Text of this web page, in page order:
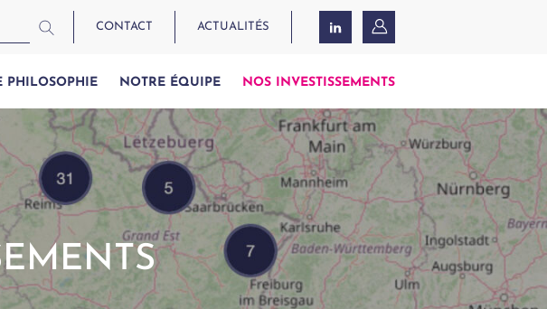
CONTACT ACTUALITÉS
PHILOSOPHIE NOTRE ÉQUIPE NOS INVESTISSEMENTS